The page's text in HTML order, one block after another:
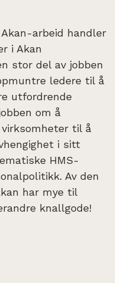
arbeid handler
i Akan
stor del av jobben
ledere til å
utfordrende
om å
til å
i sitt
HMS-
Av den
har mye til
knallgode!